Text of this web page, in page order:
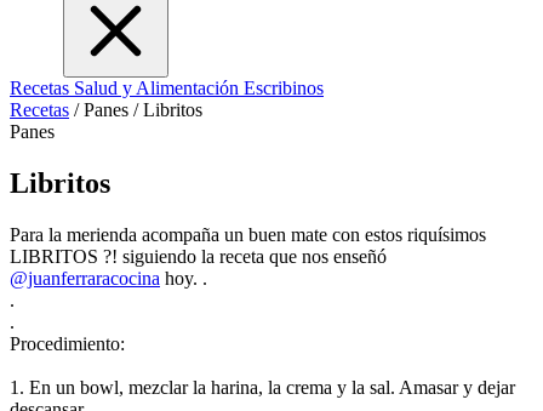
Recetas Salud y Alimentación Escribinos
Recetas / Panes / Libritos
Panes
Libritos
Para la merienda acompaña un buen mate con estos riquísimos
LIBRITOS ?! siguiendo la receta que nos enseñó
@juanferraracocina hoy. .
.
.
Procedimiento:
1. En un bowl, mezclar la harina, la crema y la sal. Amasar y dejar